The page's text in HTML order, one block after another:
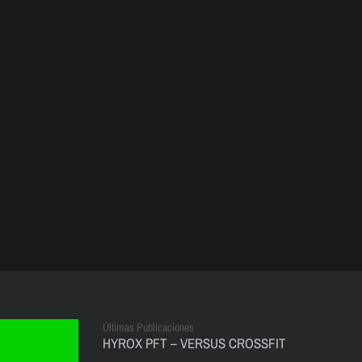
Últimas Publicaciones
HYROX PFT – VERSUS CROSSFIT